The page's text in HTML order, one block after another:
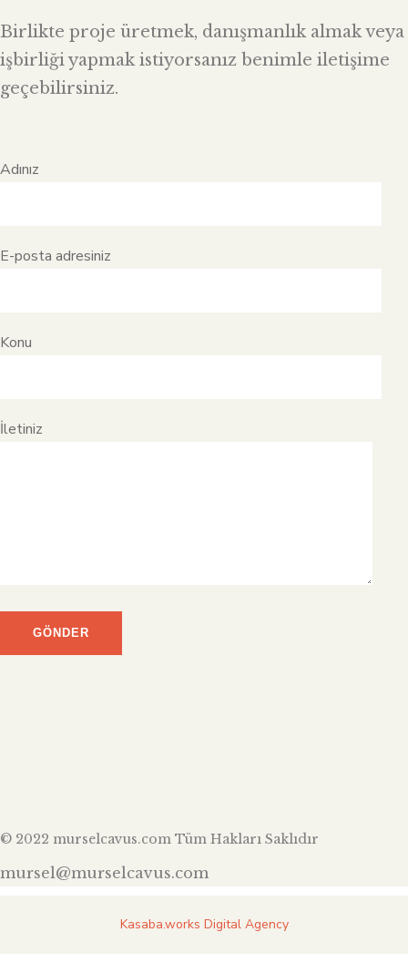
Birlikte proje üretmek, danışmanlık almak veya
işbirliği yapmak istiyorsanız benimle iletişime
geçebilirsiniz.
Adınız
E-posta adresiniz
Konu
İletiniz
© 2022 murselcavus.com Tüm Hakları Saklıdır
mursel@murselcavus.com
Kasaba.works Digital Agency